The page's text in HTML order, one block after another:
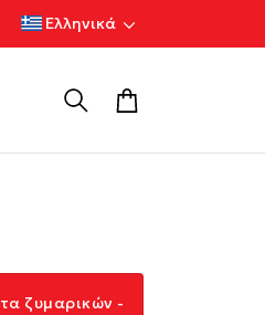
Ελληνικά
ζυμαρικών -